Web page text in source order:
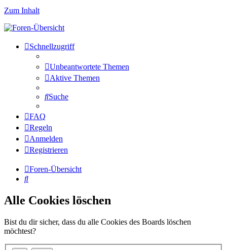
Zum Inhalt
Schnellzugriff
Unbeantwortete Themen
Aktive Themen
Suche
FAQ
Regeln
Anmelden
Registrieren
Foren-Übersicht
Suche
Alle Cookies löschen
Bist du dir sicher, dass du alle Cookies des Boards löschen
möchtest?